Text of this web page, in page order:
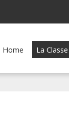
Home La Classe